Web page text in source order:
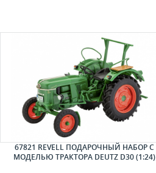
67821 REVELL ПОДАРОЧНЫЙ НАБОР С
МОДЕЛЬЮ ТРАКТОРА DEUTZ D30 (1:24)